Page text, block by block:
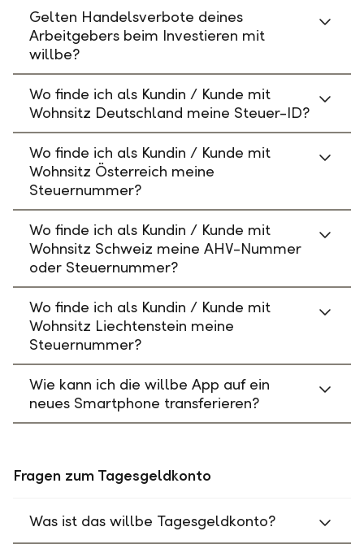
Gelten Handelsverbote deines
Arbeitgebers beim Investieren mit
willbe?
Wo finde ich als Kundin / Kunde mit
Wohnsitz Deutschland meine Steuer-ID?
Wo finde ich als Kundin / Kunde mit
Wohnsitz Österreich meine
Steuernummer?
Wo finde ich als Kundin / Kunde mit
Wohnsitz Schweiz meine AHV-Nummer
oder Steuernummer?
Wo finde ich als Kundin / Kunde mit
Wohnsitz Liechtenstein meine
Steuernummer?
Wie kann ich die willbe App auf ein
neues Smartphone transferieren?
Fragen zum Tagesgeldkonto
Was ist das willbe Tagesgeldkonto?